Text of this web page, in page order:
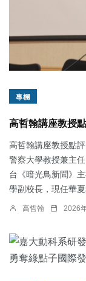
專欄
高哲翰講座教授
高哲翰講座教授點
警察大學教授兼主
台《暗光鳥新聞》
學副校長，現任華夏
高哲翰 2026